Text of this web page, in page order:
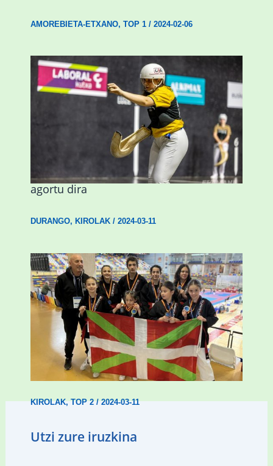
AMOREBIETA-ETXANO, TOP 1/ 2024-02-06
Astelehenean Durangon jokatuko den
emakumezkoen zesta finaleko sarrerak
agortu dira
DURANGO, KIROLAK/ 2024-03-11
Wadokan garaile Espainiako txapelketan
14 dominarekin
KIROLAK,TOP 2/2024-03-11
Utzi zure iruzkina